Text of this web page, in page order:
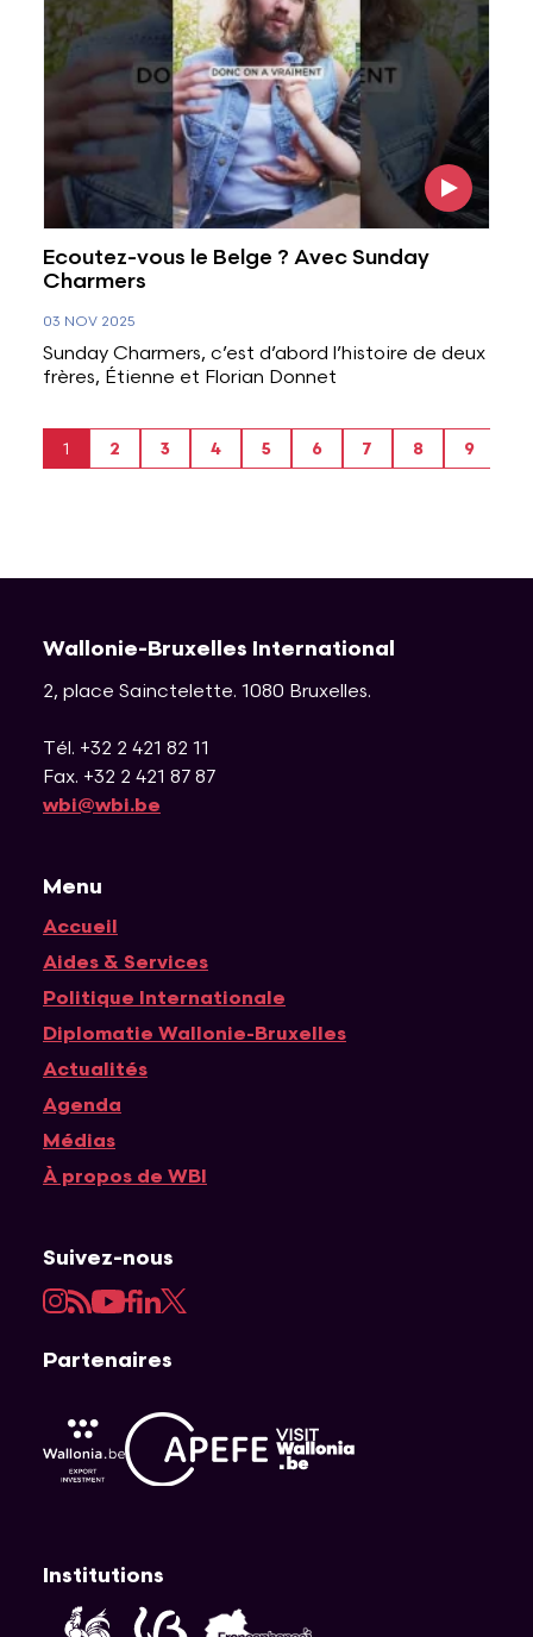
Ecoutez-vous le Belge ? Avec Sunday
Charmers
03 NOV 2025
Sunday Charmers, c’est d’abord l’histoire de deux
frères, Étienne et Florian Donnet
Current page
1 Page
2 Page
3 Page
4 Page
5 Page
6 Page
7 Page
8 Page
9
Wallonie-Bruxelles International
2, place Sainctelette. 1080 Bruxelles.
Tél. +32 2 421 82 11
Fax. +32 2 421 87 87
wbi@wbi.be
Menu
Accueil
Navigation principale
Aides & Services
Politique Internationale
Diplomatie Wallonie-Bruxelles
Actualités
Agenda
Médias
À propos de WBI
Suivez-nous
Instagram
RSSYouTube
Facebook
LinkedIn
Twitter
Partenaires
AWEX
Visit Wallonia
Institutions
Wallonie Fédération Wallonie-Bruxelles
Cocof